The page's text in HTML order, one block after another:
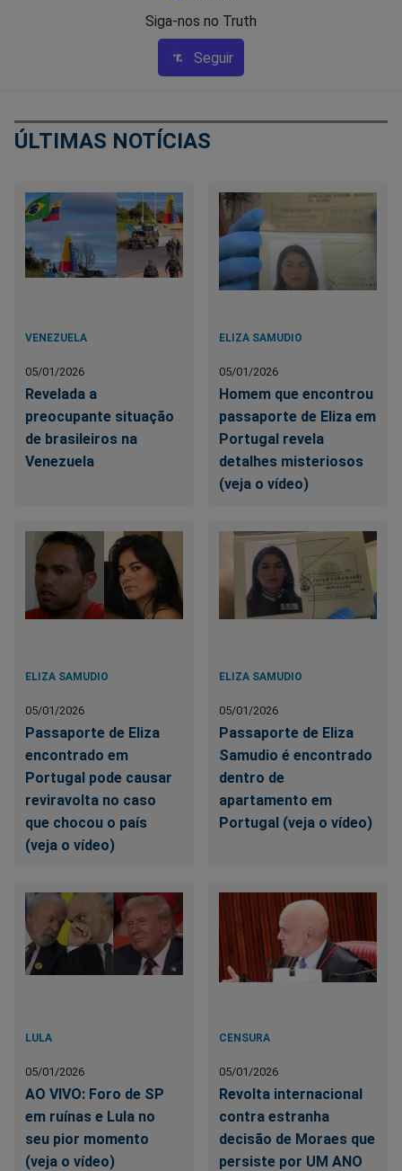
Siga-nos no Truth
Seguir
ÚLTIMAS NOTÍCIAS
VENEZUELA
05/01/2026
Revelada a
preocupante situação
de brasileiros na
Venezuela
ELIZA SAMUDIO
05/01/2026
Homem que encontrou
passaporte de Eliza em
Portugal revela
detalhes misteriosos
(veja o vídeo)
ELIZA SAMUDIO
05/01/2026
Passaporte de Eliza
encontrado em
Portugal pode causar
reviravolta no caso
que chocou o país
(veja o vídeo)
ELIZA SAMUDIO
05/01/2026
Passaporte de Eliza
Samudio é encontrado
dentro de
apartamento em
Portugal (veja o vídeo)
LULA
05/01/2026
AO VIVO: Foro de SP
em ruínas e Lula no
seu pior momento
(veja o vídeo)
CENSURA
05/01/2026
Revolta internacional
contra estranha
decisão de Moraes que
persiste por UM ANO